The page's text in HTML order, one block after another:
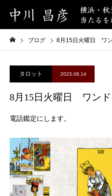
ブログ 8月15日火曜日 ワ
タロット 2023.08.14
8月15日火曜日 ワンド
電話鑑定にします。